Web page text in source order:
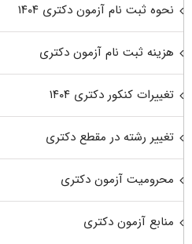
نحوه ثبت نام آزمون دکتری ۱۴۰۴
هزینه ثبت نام آزمون دکتری
تغییرات کنکور دکتری ۱۴۰۴
تغییر رشته در مقطع دکتری
محرومیت آزمون دکتری
منابع آزمون دکتری